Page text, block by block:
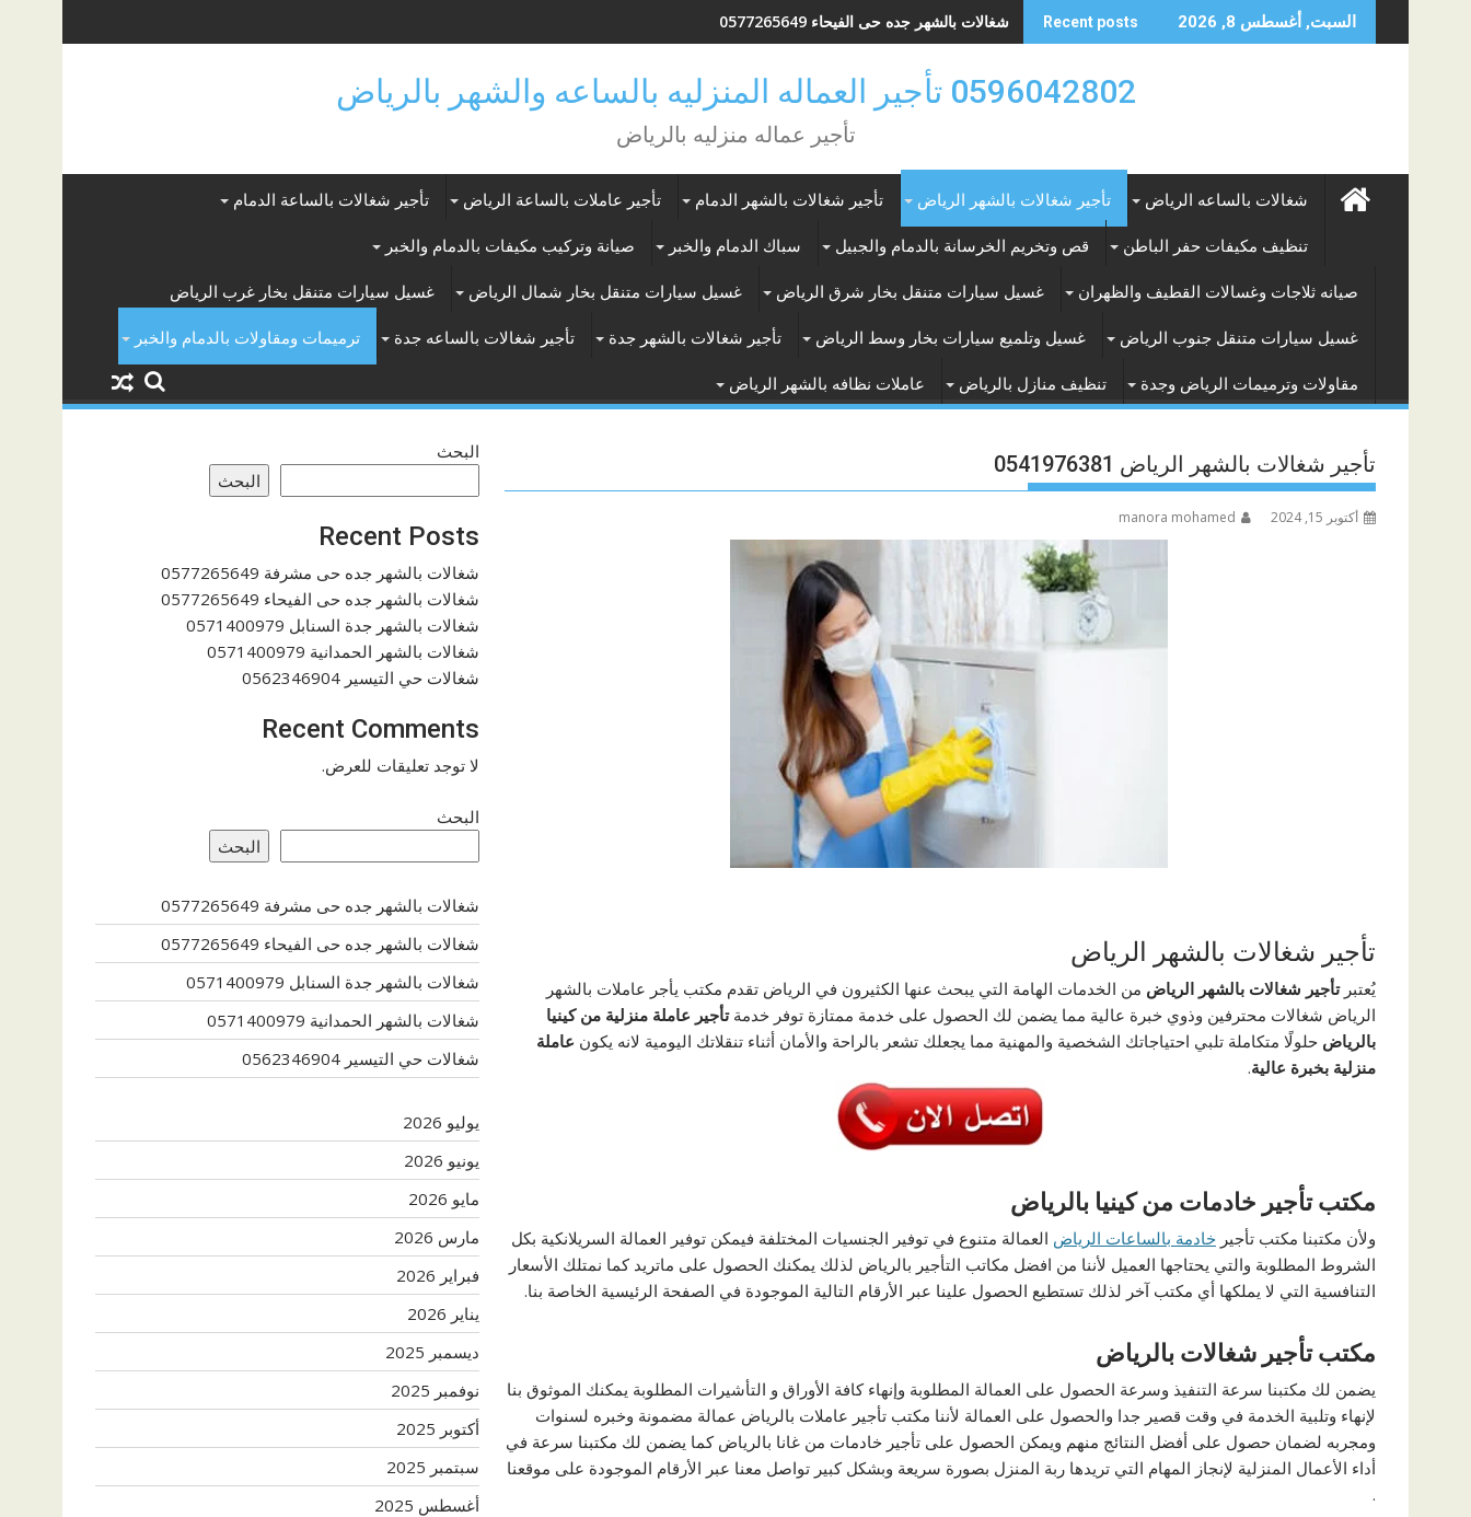
to
السبت, أغسطس 8, 2026 Recent posts شغالات بالشهر جده حى الفيحاء 0577265649
0596042802 تأجير العماله المنزليه بالساعه والشهر بالرياض
تأجير عماله منزليه بالرياض
شغالات بالساعه الرياض تأجير شغالات بالشهر الرياض تأجير شغالات بالشهر الدمام تأجير عاملات بالساعة الرياض تأجير شغالات بالساعة الدمام
تنظيف مكيفات حفر الباطن قص وتخريم الخرسانة بالدمام والجبيل سباك الدمام والخبر صيانة وتركيب مكيفات بالدمام والخبر
صيانه ثلاجات وغسالات القطيف والظهران غسيل سيارات متنقل بخار شرق الرياض غسيل سيارات متنقل بخار شمال الرياض غسيل سيارات متنقل بخار غرب الرياض
غسيل سيارات متنقل جنوب الرياض غسيل وتلميع سيارات بخار وسط الرياض تأجير شغالات بالشهر جدة تأجير شغالات بالساعه جدة ترميمات ومقاولات بالدمام والخبر
مقاولات وترميمات الرياض وجدة تنظيف منازل بالرياض عاملات نظافه بالشهر الرياض
تأجير شغالات بالشهر الرياض 0541976381
أكتوبر 15, 2024 manora mohamed
تأجير شغالات بالشهر الرياض
يُعتبرتأجير شغالات بالشهر الرياض من الخدمات الهامة التي يبحث عنها الكثيرون في الرياض تقدم مكتب يأجر عاملات بالشهر
الرياض شغالات محترفين وذوي خبرة عالية مما يضمن لك الحصول على خدمة ممتازة توفر خدمةتأجير عاملة منزلية من كينيا
بالرياض حلولًا متكاملة تلبي احتياجاتك الشخصية والمهنية مما يجعلك تشعر بالراحة والأمان أثناء تنقلاتك اليومية لانه يكون عاملة
منزلية بخبرة عالية.
مكتب تأجير خادمات من كينيا بالرياض
ولأن مكتبنا مكتب تأجير خادمة بالساعات الرياض العمالة متنوع في توفير الجنسيات المختلفة فيمكن توفير العمالة السريلانكية بكل
الشروط المطلوبة والتي يحتاجها العميل لأننا من افضل مكاتب التأجير بالرياض لذلك يمكنك الحصول على ماتريد كما نمتلك الأسعار
التنافسية التي لا يملكها أي مكتب آخر لذلك تستطيع الحصول علينا عبر الأرقام التالية الموجودة في الصفحة الرئيسية الخاصة بنا.
مكتب تأجير شغالات بالرياض
يضمن لك مكتبنا سرعة التنفيذ وسرعة الحصول على العمالة المطلوبة وإنهاء كافة الأوراق و التأشيرات المطلوبة يمكنك الموثوق بنا
لإنهاء وتلبية الخدمة في وقت قصير جدا والحصول على العمالة لأننا مكتب تأجير عاملات بالرياض عمالة مضمونة وخبره لسنوات
ومجربه لضمان حصول على أفضل النتائج منهم ويمكن الحصول على تأجير خادمات من غانا بالرياض كما يضمن لك مكتبنا سرعة في
أداء الأعمال المنزلية لإنجاز المهام التي تريدها ربة المنزل بصورة سريعة وبشكل كبير تواصل معنا عبر الأرقام الموجودة على موقعنا
.
البحث
البحث
Recent Posts
شغالات بالشهر جده حى مشرفة 0577265649
شغالات بالشهر جده حى الفيحاء 0577265649
شغالات بالشهر جدة السنابل 0571400979
شغالات بالشهر الحمدانية 0571400979
شغالات حي التيسير 0562346904
Recent Comments
لا توجد تعليقات للعرض.
البحث
البحث
شغالات بالشهر جده حى مشرفة 0577265649
شغالات بالشهر جده حى الفيحاء 0577265649
شغالات بالشهر جدة السنابل 0571400979
شغالات بالشهر الحمدانية 0571400979
شغالات حي التيسير 0562346904
يوليو 2026
يونيو 2026
مايو 2026
مارس 2026
فبراير 2026
يناير 2026
ديسمبر 2025
نوفمبر 2025
أكتوبر 2025
سبتمبر 2025
أغسطس 2025